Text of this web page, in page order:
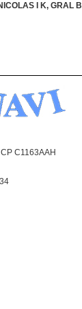
I K, GRAL
C1163AAH